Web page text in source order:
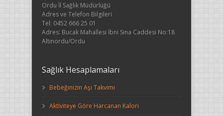
Ordu İl Sağlık Müdürlüğü
Adres ve Telefon Bilgileri
Tel: 0452 666 25 01
Adres: Bucak Mahallesi İbni Sina Caddesi No:18
Altınordu/Ordu
Sağlık Hesaplamaları
Bebeğinizin Aşı Takvimi
Aktiviteye Göre Harcanan Kalori